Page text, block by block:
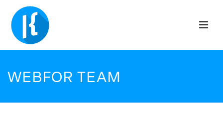
WEBFOR TEAM